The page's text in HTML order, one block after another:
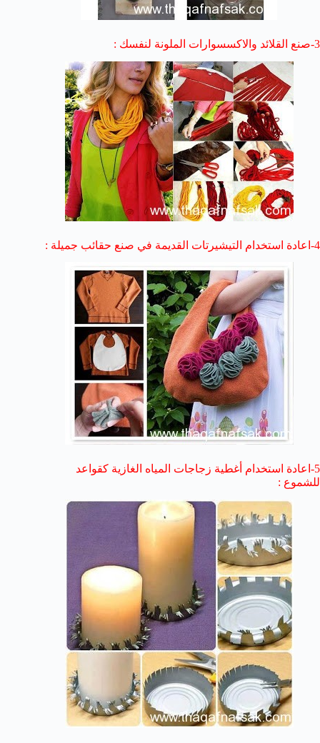
3-صنع القلائد والاكسسوارات الملونة لنفسك :
4-اعادة استخدام التيشيرتات القديمة في صنع حقائب جميلة :
5-اعادة استخدام أغطية زجاجات المياه الغازية كقواعد
للشموع :